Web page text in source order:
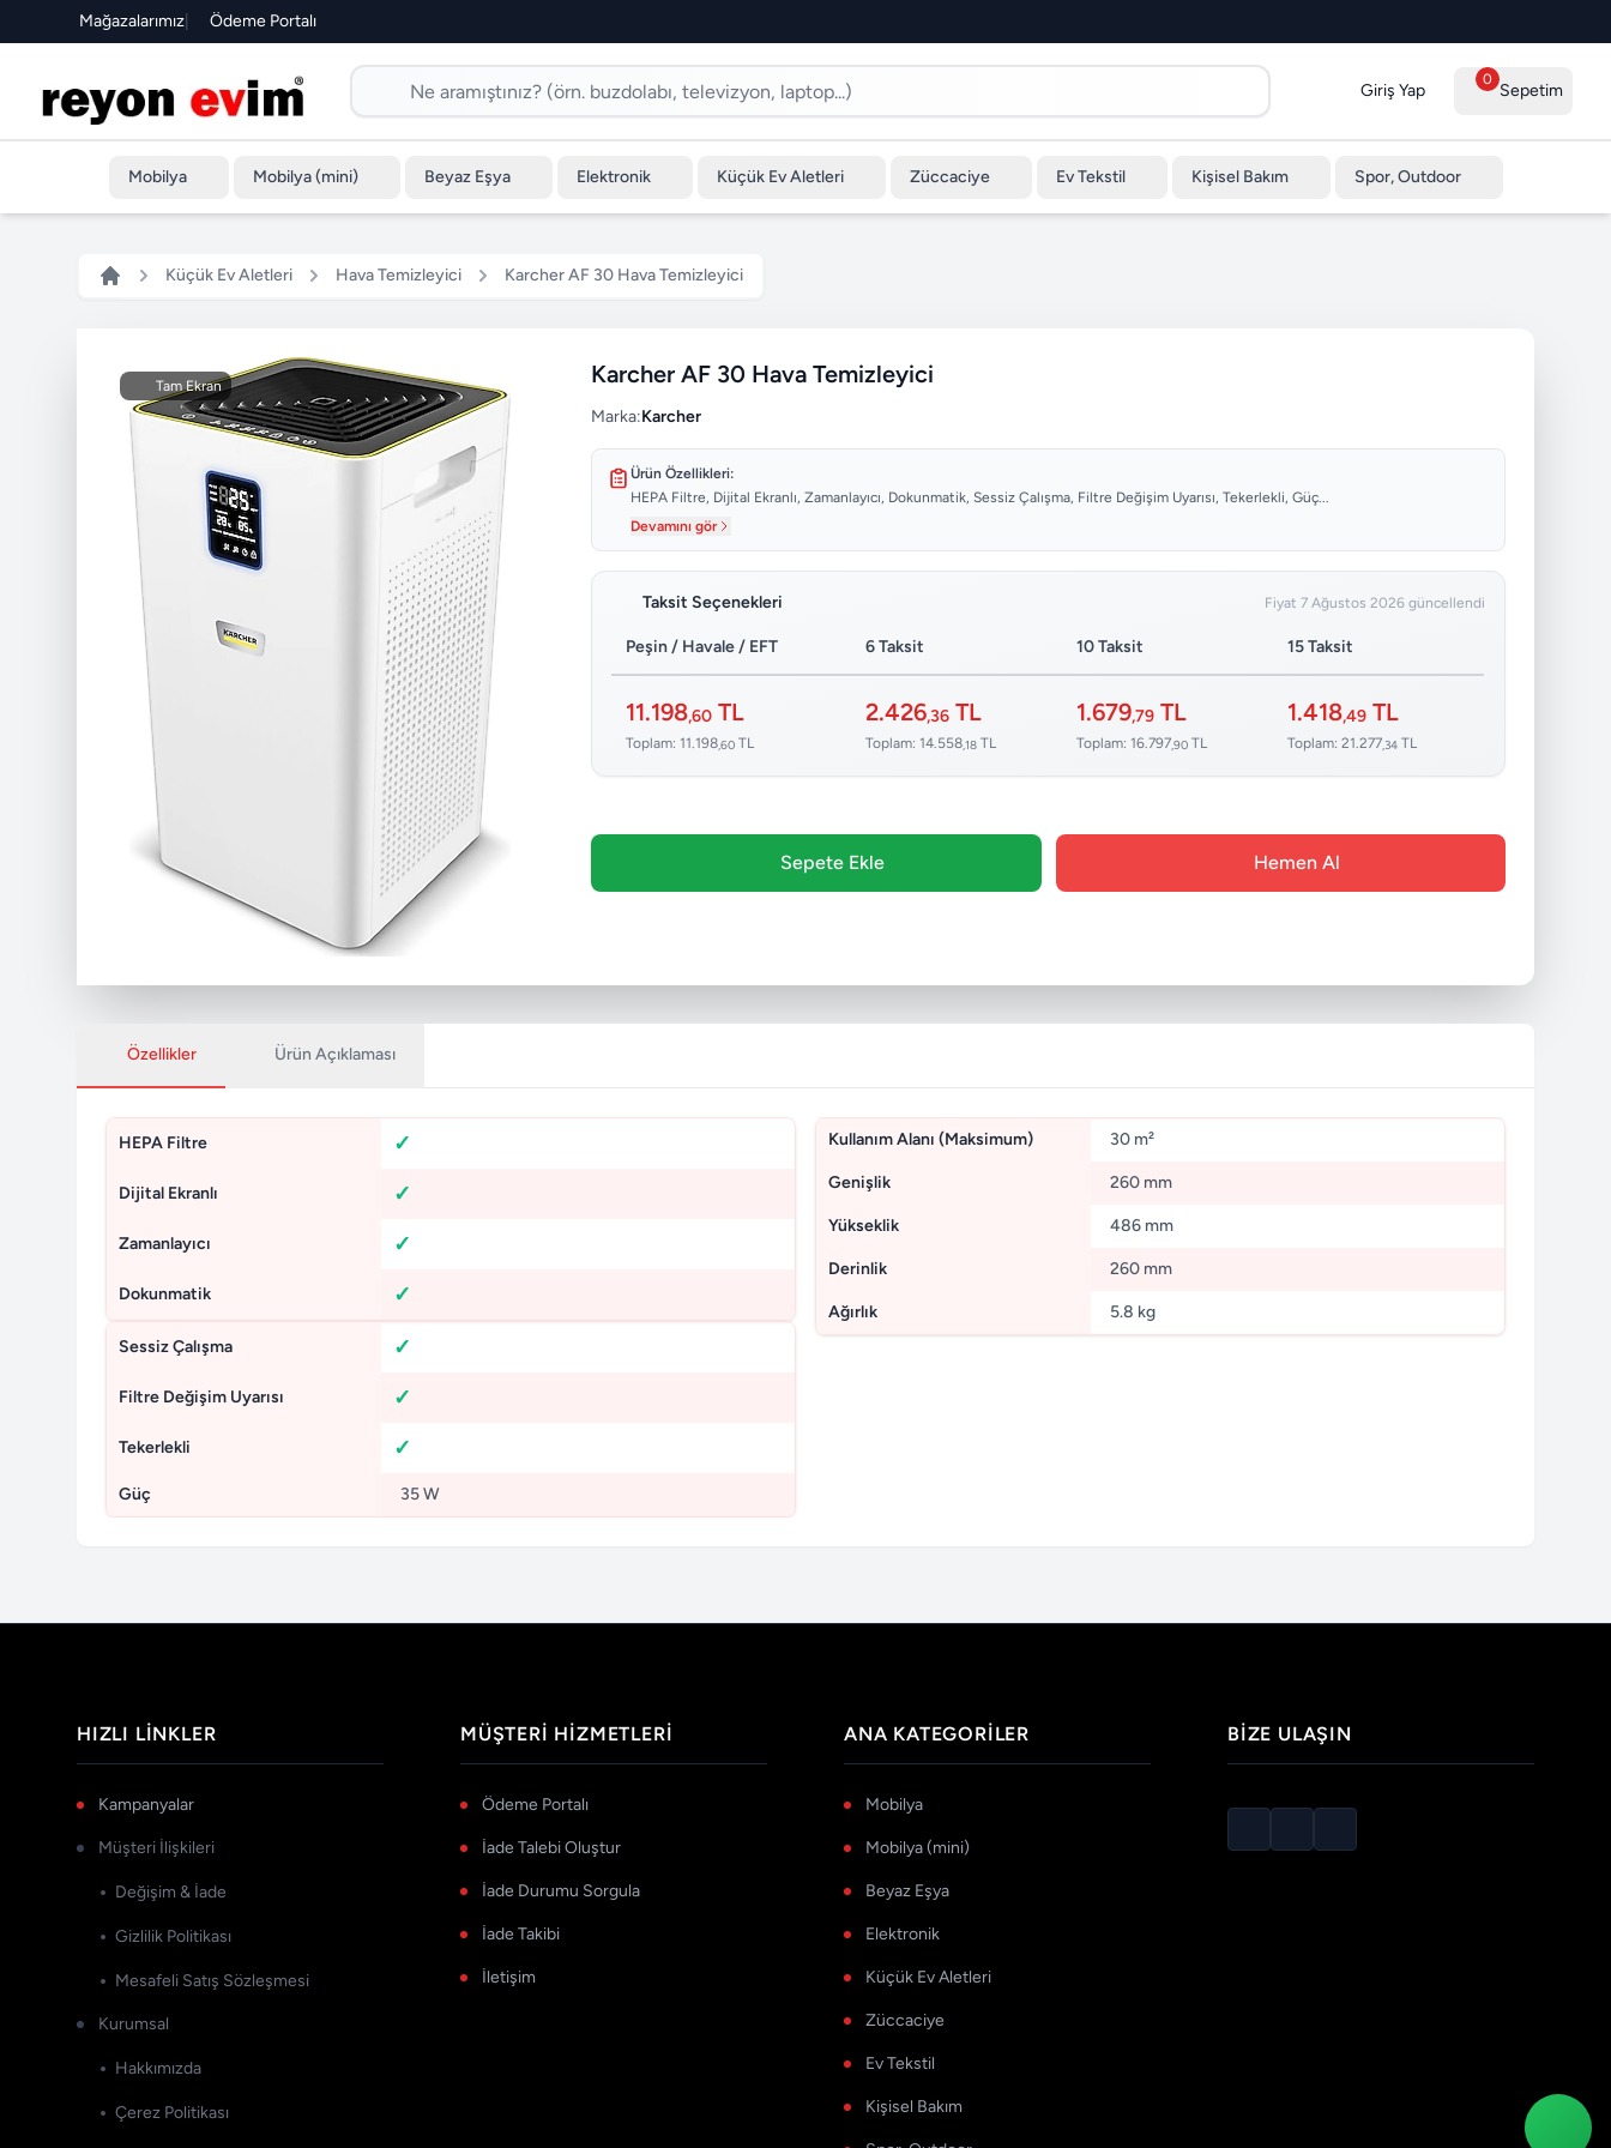
Mağazalarımız| Ödeme Portalı
Giriş Yap
0
Sepetim
Mobilya Mobilya (mini) Beyaz Eşya Elektronik Küçük Ev Aletleri Züccaciye Ev Tekstil Kişisel Bakım Spor, Outdoor
Küçük Ev Aletleri Hava Temizleyici Karcher AF 30 Hava Temizleyici
Tam Ekran Karcher AF 30 Hava Temizleyici
Marka:Karcher
Ürün Özellikleri:
HEPA Filtre, Dijital Ekranlı, Zamanlayıcı, Dokunmatik, Sessiz Çalışma, Filtre Değişim Uyarısı, Tekerlekli, Güç...
Devamını gör
Taksit Seçenekleri Fiyat 7 Ağustos 2026 güncellendi
Peşin / Havale / EFT 6 Taksit 10 Taksit 15 Taksit
11.198,60 TL
Toplam: 11.198,60 TL
2.426,36 TL
Toplam: 14.558,18 TL
1.679,79 TL
Toplam: 16.797,90 TL
1.418,49 TL
Toplam: 21.277 ,34 TL
Sepete Ekle Hemen Al
Özellikler Ürün Açıklaması
HEPA Filtre
Dijital Ekranlı
Zamanlayıcı
Dokunmatik
Sessiz Çalışma
Filtre Değişim Uyarısı
Tekerlekli
Güç 35 W
Kullanım Alanı (Maksimum) 30 m²
Genişlik 260 mm
Yükseklik 486 mm
Derinlik 260 mm
Ağırlık 5.8 kg
HIZLI LINKLER
Kampanyalar
Müşteri İlişkileri
Değişim & İade
Gizlilik Politikası
Mesafeli Satış Sözleşmesi
Kurumsal
Hakkımızda
Çerez Politikası
MÜŞTERI HIZMETLERI
Ödeme Portalı
İade Talebi Oluştur
İade Durumu Sorgula
İade Takibi
İletişim
ANA KATEGORILER
Mobilya
Mobilya (mini)
Beyaz Eşya
Elektronik
Küçük Ev Aletleri
Züccaciye
Ev Tekstil
Kişisel Bakım
BIZE ULAŞIN